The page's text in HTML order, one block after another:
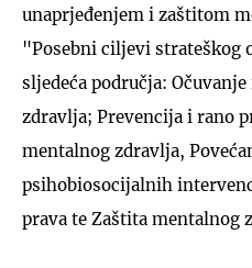
unaprjeđenjem i zaštitom
"Posebni ciljevi strateškog
sljedeća područja:
zdravlja; Prevencija i rano
mentalnog zdravlja,
psihobiosocijalnih
prava te Zaštita mentalnog